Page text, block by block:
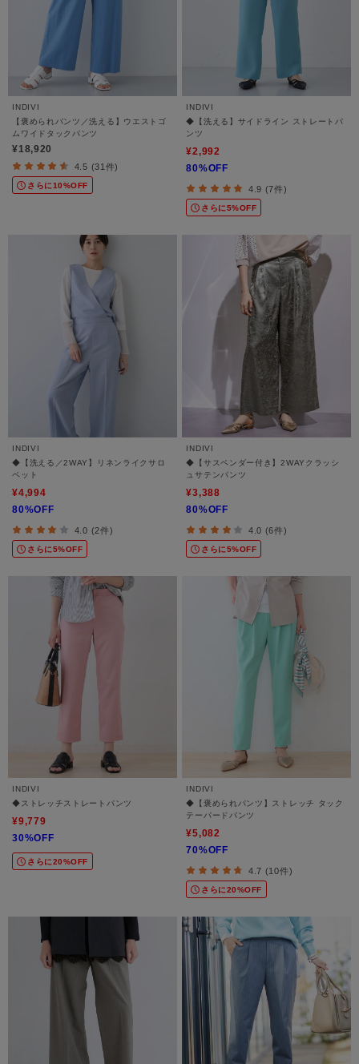
INDIVI
【褒められパンツ／洗える】ウエストゴ
ムワイドタックパンツ
¥18,920
4.5 (31件)
さらに10%OFF
INDIVI
◆【洗える】サイドライン ストレートパ
ンツ
¥2,992
80%OFF
4.9 (7件)
さらに5%OFF
INDIVI
◆【洗える／2WAY】リネンライクサロ
ペット
¥4,994
80%OFF
4.0 (2件)
さらに5%OFF
INDIVI
◆【サスペンダー付き】2WAYクラッシ
ュサテンパンツ
¥3,388
80%OFF
4.0 (6件)
さらに5%OFF
INDIVI
◆ストレッチストレートパンツ
¥9,779
30%OFF
さらに20%OFF
INDIVI
◆【褒められパンツ】ストレッチ タック
テーパードパンツ
¥5,082
70%OFF
4.7 (10件)
さらに20%OFF